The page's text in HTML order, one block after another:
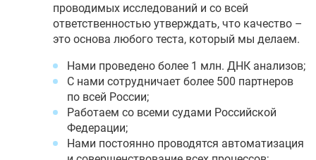
проводимых исследований и со всей
ответственностью утверждать, что качество –
это основа любого теста, который мы делаем.
Нами проведено более 1 млн. ДНК анализов;
С нами сотрудничает более 500 партнеров
по всей России;
Работаем со всеми судами Российской
Федерации;
Нами постоянно проводятся автоматизация